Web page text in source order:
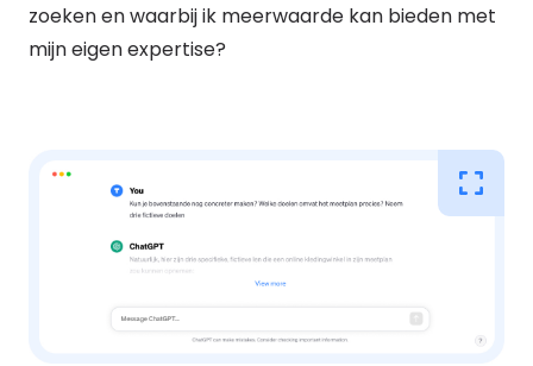
zoeken en waarbij ik meerwaarde kan bieden met
mijn eigen expertise?